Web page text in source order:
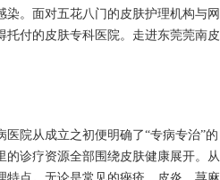
。面对五花八门的皮肤护理机构与网
付的皮肤专科医院。走进东莞莞南皮
院从成立之初便明确了“专病专治”的
诊疗资源全部围绕皮肤健康展开。从